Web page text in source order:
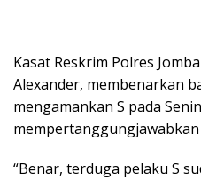
Kasat Reskrim Polres
Alexander, membenarkan
mengamankan S pada
“Benar, terduga pelaku S